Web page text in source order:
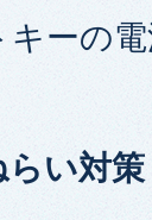
キーの
らい対策